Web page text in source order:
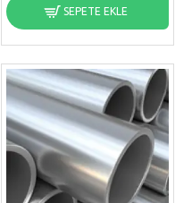
SEPETE EKLE